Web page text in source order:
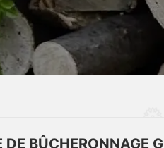
DE BÛCHERONNAGE